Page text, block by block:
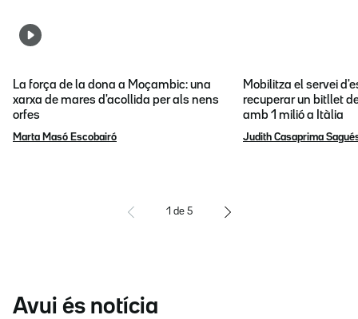
La força de la dona a Moçambic: una
xarxa de mares d'acollida per als nens
orfes
Marta Masó Escobairó
Mobilitza el servei
recuperar un bitllet
amb 1 milió a Itàlia
Judith Casaprima
1 de 5
Avui és notícia